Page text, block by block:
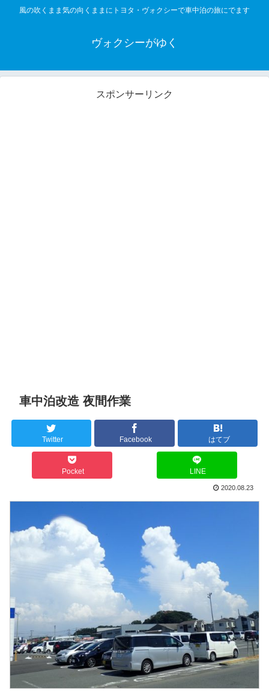
風の吹くまま気の向くままにトヨタ・ヴォクシーで車中泊の旅にでます
ヴォクシーがゆく
スポンサーリンク
車中泊改造 夜間作業
Twitter Facebook はてブ
Pocket LINE
2020.08.23